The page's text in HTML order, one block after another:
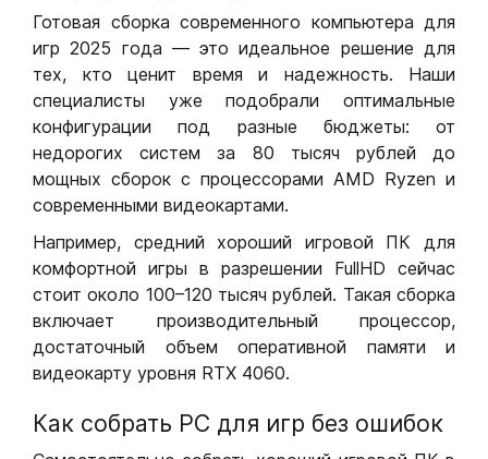
Готовая сборка современного компьютера для
игр 2025 года — это идеальное решение для
тех, кто ценит время и надежность. Наши
специалисты уже подобрали оптимальные
конфигурации под разные бюджеты: от
недорогих систем за 80 тысяч рублей до
мощных сборок с процессорами AMD Ryzen и
современными видеокартами.
Например, средний хороший игровой ПК для
комфортной игры в разрешении FullHD сейчас
стоит около 100–120 тысяч рублей. Такая сборка
включает производительный процессор,
достаточный объем оперативной памяти и
видеокарту уровня RTX 4060.
Как собрать РС для игр без ошибок